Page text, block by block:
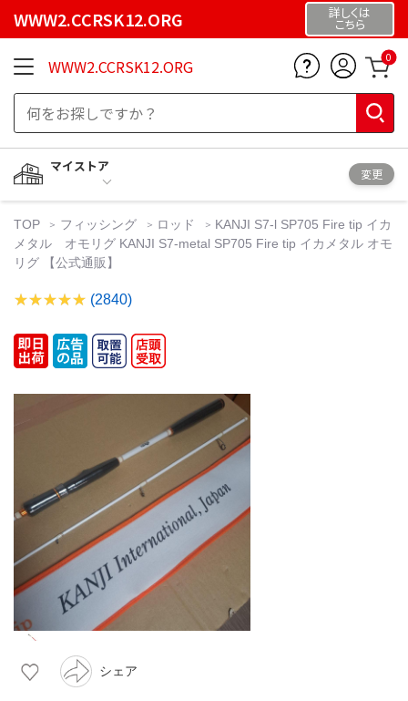
WWW2.CCRSK12.ORG 詳しくは
こちら
WWW2.CCRSK12.ORG 0
マイストア
変更
TOP フィッシング ロッド
KANJI S7-l SP705 Fire tip イカ
メタル オモリグ KANJI S7-metal SP705 Fire tip イカメタル オモ
リグ 【公式通販】
(2840)
シェア